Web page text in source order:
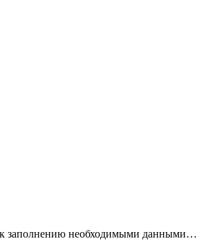
к заполнению необходимыми данными…